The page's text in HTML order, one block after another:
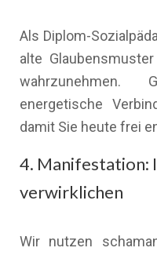
Als Diplom-
alte
wahrzunehmen.
energetische
damit Sie heute frei
4. Manifestation:
verwirklichen
Wir nutzen